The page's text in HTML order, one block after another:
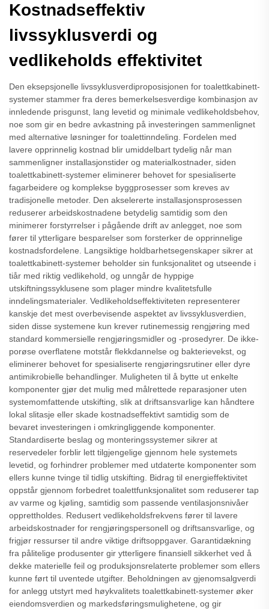
Kostnadseffektiv
livssyklusverdi og
vedlikeholds effektivitet
Den eksepsjonelle livssyklusverdiproposisjonen for toalettkabinett-
systemer stammer fra deres bemerkelsesverdige kombinasjon av
innledende prisgunst, lang levetid og minimale vedlikeholdsbehov,
noe som gir en bedre avkastning på investeringen sammenlignet
med alternative løsninger for toalettinndeling. Fordelen med
lavere opprinnelig kostnad blir umiddelbart tydelig når man
sammenligner installasjonstider og materialkostnader, siden
toalettkabinett-systemer eliminerer behovet for spesialiserte
fagarbeidere og komplekse byggprosesser som kreves av
tradisjonelle metoder. Den akselererte installasjonsprosessen
reduserer arbeidskostnadene betydelig samtidig som den
minimerer forstyrrelser i pågående drift av anlegget, noe som
fører til ytterligare besparelser som forsterker de opprinnelige
kostnadsfordelene. Langsiktige holdbarhetsegenskaper sikrer at
toalettkabinett-systemer beholder sin funksjonalitet og utseende i
tiår med riktig vedlikehold, og unngår de hyppige
utskiftningssyklusene som plager mindre kvalitetsfulle
inndelingsmaterialer. Vedlikeholdseffektiviteten representerer
kanskje det mest overbevisende aspektet av livssyklusverdien,
siden disse systemene kun krever rutinemessig rengjøring med
standard kommersielle rengjøringsmidler og -prosedyrer. De ikke-
porøse overflatene motstår flekkdannelse og bakterievekst, og
eliminerer behovet for spesialiserte rengjøringsrutiner eller dyre
antimikrobielle behandlinger. Muligheten til å bytte ut enkelte
komponenter gjør det mulig med målrettede reparasjoner uten
systemomfattende utskifting, slik at driftsansvarlige kan håndtere
lokal slitasje eller skade kostnadseffektivt samtidig som de
bevaret investeringen i omkringliggende komponenter.
Standardiserte beslag og monteringssystemer sikrer at
reservedeler forblir lett tilgjengelige gjennom hele systemets
levetid, og forhindrer problemer med utdaterte komponenter som
ellers kunne tvinge til tidlig utskifting. Bidrag til energieffektivitet
oppstår gjennom forbedret toalettfunksjonalitet som reduserer tap
av varme og kjøling, samtidig som passende ventilasjonsnivåer
opprettholdes. Redusert vedlikeholdsfrekvens fører til lavere
arbeidskostnader for rengjøringspersonell og driftsansvarlige, og
frigjør ressurser til andre viktige driftsoppgaver. Garantidækning
fra pålitelige produsenter gir ytterligere finansiell sikkerhet ved å
dekke materielle feil og produksjonsrelaterte problemer som ellers
kunne ført til uventede utgifter. Beholdningen av gjenomsalgverdi
for anlegg utstyrt med høykvalitets toalettkabinett-systemer øker
eiendomsverdien og markedsføringsmulighetene, og gir